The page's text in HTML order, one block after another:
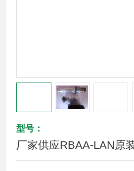
型号：
厂家供应RBAA-LAN原